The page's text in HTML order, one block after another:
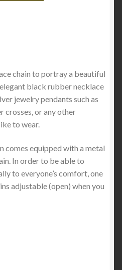
chain to portray a beautiful
black rubber necklace
jewelry pendants such as
crosses, or any other
to wear.
comes equipped with a metal
In order to be able to
to everyone’s comfort, one
adjustable (open) when you